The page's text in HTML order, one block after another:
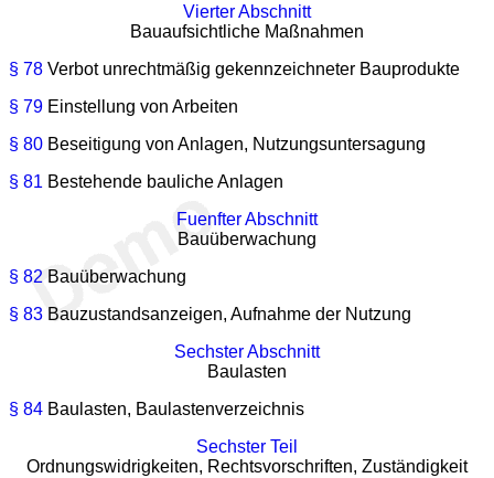
Vierter Abschnitt
Bauaufsichtliche Maßnahmen
§ 78 Verbot unrechtmäßig gekennzeichneter Bauprodukte
§ 79 Einstellung von Arbeiten
§ 80 Beseitigung von Anlagen, Nutzungsuntersagung
§ 81 Bestehende bauliche Anlagen
Fuenfter Abschnitt
Bauüberwachung
§ 82 Bauüberwachung
§ 83 Bauzustandsanzeigen, Aufnahme der Nutzung
Sechster Abschnitt
Baulasten
§ 84 Baulasten, Baulastenverzeichnis
Sechster Teil
Ordnungswidrigkeiten, Rechtsvorschriften, Zuständigkeit